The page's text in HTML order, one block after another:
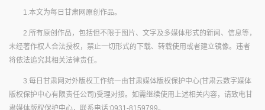
1.本文为每日甘肃网原创作品。
2.所有原创作品，包括但不限于图片、文字及多媒体形式的新闻、信息等，
未经著作权人合法授权，禁止一切形式的下载、转载使用或者建立镜像。违者
将依法追究其相关法律责任。
3.每日甘肃网对外版权工作统一由甘肃媒体版权保护中心(甘肃云数字媒体
版权保护中心有限责任公司)受理对接。如需继续使用上述相关内容，请致电甘